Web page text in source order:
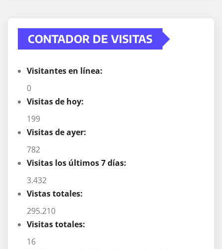
CONTADOR DE VISITAS
Visitantes en línea:
0
Visitas de hoy:
199
Visitas de ayer:
782
Visitas los últimos 7 días:
3.432
Vistas totales:
295.210
Visitas totales:
16